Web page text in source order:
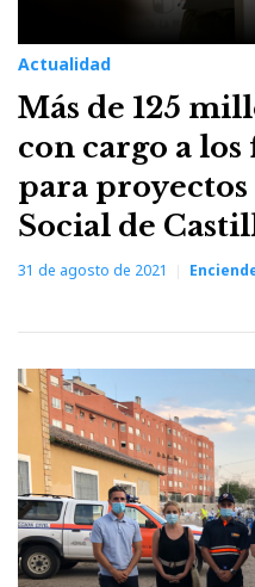
Actualidad
Más de 125
con cargo a
para
Social de
31 de agosto de 2021